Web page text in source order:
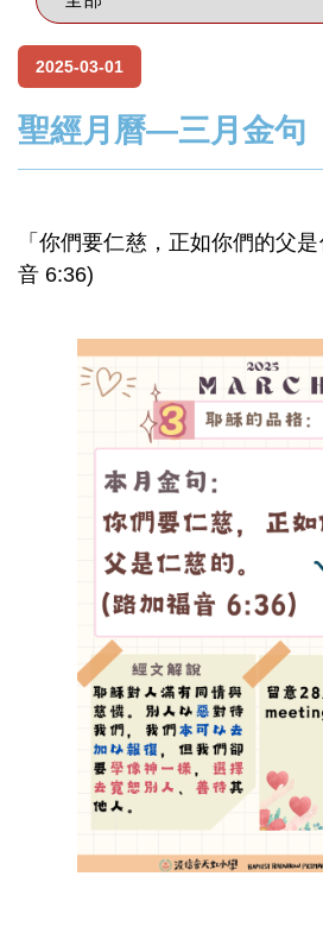
2025-03-01
聖經月曆—三月金句
「你們要仁慈，正如你們的父
音 6:36)